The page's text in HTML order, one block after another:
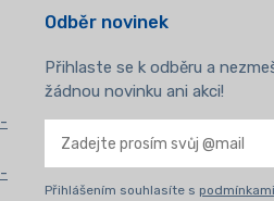
Odběr novinek
Přihlaste se k odběru a
žádnou novinku ani akci!
Přihlášením souhlasíte s